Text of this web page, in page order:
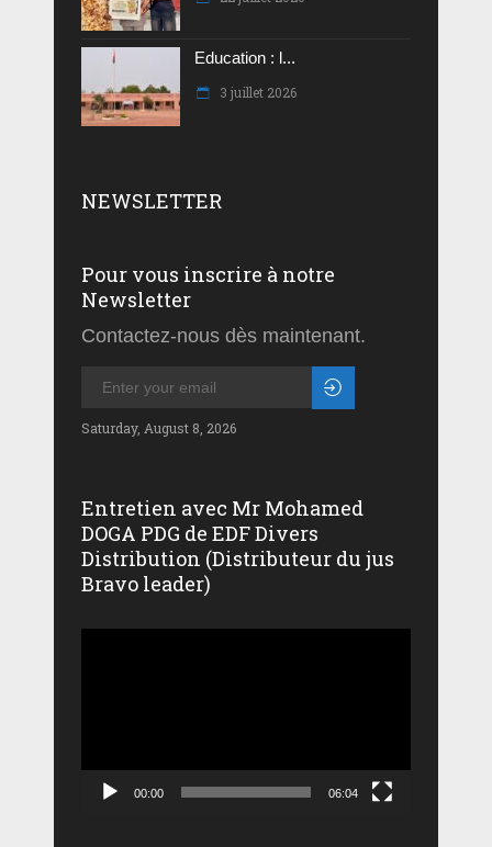
Education : l...
3 juillet 2026
NEWSLETTER
Pour vous inscrire à notre
Newsletter
Contactez-nous dès maintenant.
Saturday, August 8, 2026
Entretien avec Mr Mohamed
DOGA PDG de EDF Divers
Distribution (Distributeur du jus
Bravo leader)
00:00 06:04